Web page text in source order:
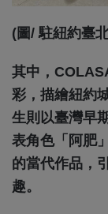
(圖/ 駐紐約臺
其中，
彩，描繪紐約
生則以臺灣早
表角色「阿肥
的當代作品，
趣。